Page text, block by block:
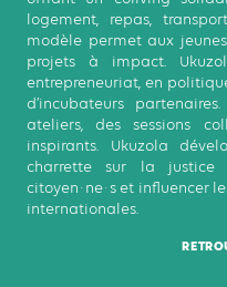
logement, repas,
modèle permet aux
projets à impact.
entrepreneuriat, en
d’incubateurs
ateliers, des sessions
inspirants. Ukuzola
charrette sur la justice
citoyen·ne·s et influencer
internationales.